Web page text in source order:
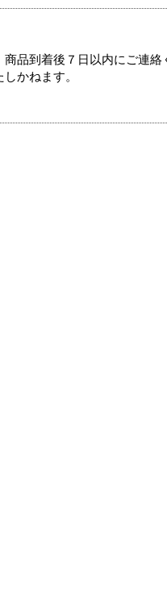
品到着後７日以内にご連
かねます。